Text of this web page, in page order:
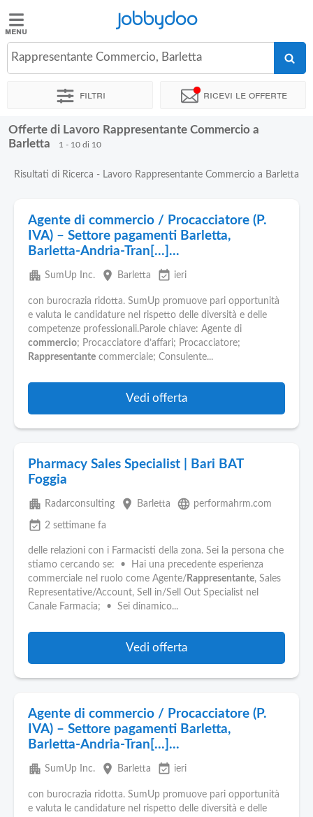
Jobbydoo
Offerte
Stipendi
Elenco
Blog
Pubblica
Offerte
Aziende
Jobbydoo
Rappresentante Commercio, Barletta
Filtri Ricevi le offerte
Offerte di Lavoro Rappresentante Commercio a
Barletta
1 - 10 di 10
Risultati di Ricerca - Lavoro Rappresentante Commercio a Barletta
Agente di commercio / Procacciatore (P.
IVA) – Settore pagamenti Barletta,
Barletta-Andria-Tran[...]...
apartment SumUp Inc. place Barletta event_available ieri
con burocrazia ridotta. SumUp promuove pari opportunità
e valuta le candidature nel rispetto delle diversità e delle
competenze professionali.Parole chiave: Agente di
commercio; Procacciatore d’affari; Procacciatore;
Rappresentante commerciale; Consulente...
Vedi offerta
Pharmacy Sales Specialist | Bari BAT
Foggia
apartment Radarconsulting place Barletta language performahrm.com
event_available 2 settimane fa
delle relazioni con i Farmacisti della zona. Sei la persona che
stiamo cercando se: • Hai una precedente esperienza
commerciale nel ruolo come Agente/ Rappresentante, Sales
Representative/Account, Sell in/Sell Out Specialist nel
Canale Farmacia; • Sei dinamico...
Vedi offerta
Agente di commercio / Procacciatore (P.
IVA) – Settore pagamenti Barletta,
Barletta-Andria-Tran[...]...
apartment SumUp Inc. place Barletta event_available ieri
con burocrazia ridotta. SumUp promuove pari opportunità
e valuta le candidature nel rispetto delle diversità e delle